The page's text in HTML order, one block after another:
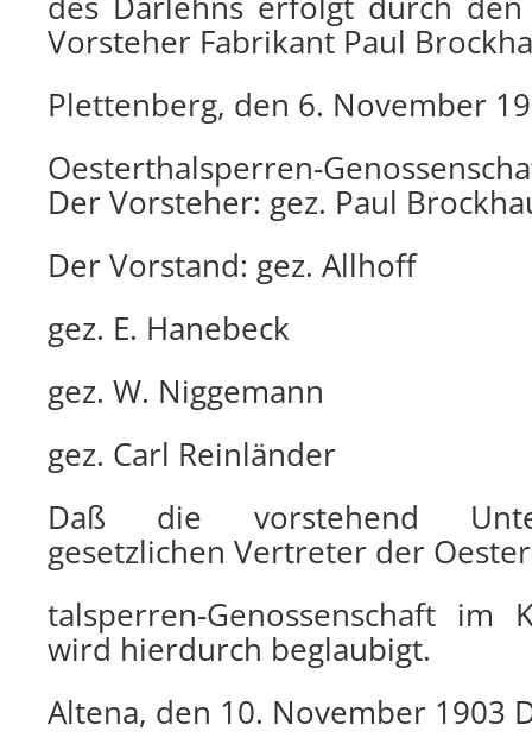
Vorsteher Fabrikant Paul
Plettenberg, den 6. November
Oesterthalsperren-
Der Vorsteher: gez. Paul
Der Vorstand: gez. Allhoff
gez. E. Hanebeck
gez. W. Niggemann
gez. Carl Reinländer
Daß die vorstehend
gesetzlichen Vertreter der Oester
talsperren-Genossenschaft im
wird hierdurch beglaubigt.
Altena, den 10. November 1903